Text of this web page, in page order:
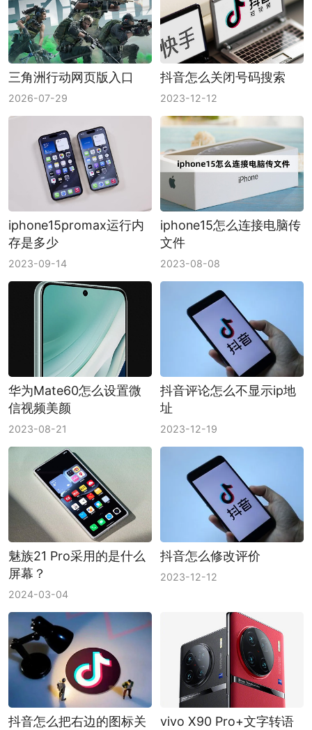
三角洲行动网页版入口
2026-07-29
抖音怎么关闭号码搜索
2023-12-12
iphone15promax运行内
存是多少
2023-09-14
iphone15怎么连接电脑传
文件
2023-08-08
华为Mate60怎么设置微
信视频美颜
2023-08-21
抖音评论怎么不显示ip地
址
2023-12-19
魅族21 Pro采用的是什么
屏幕？
2024-03-04
抖音怎么修改评价
2023-12-12
抖音怎么把右边的图标关 vivo X90 Pro+文字转语